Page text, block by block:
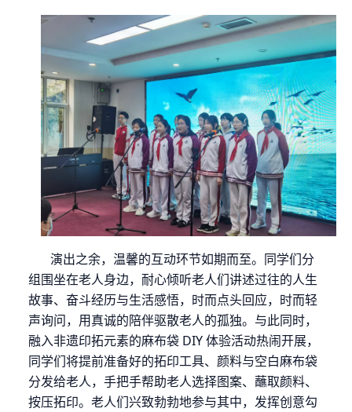
演出之余，温馨的互动环节如期而至。同学们分
组围坐在老人身边，耐心倾听老人们讲述过往的人生
故事、奋斗经历与生活感悟，时而点头回应，时而轻
声询问，用真诚的陪伴驱散老人的孤独。与此同时，
融入非遗印拓元素的麻布袋 DIY体验活动热闹开展，
同学们将提前准备好的拓印工具、颜料与空白麻布袋
分发给老人，手把手帮助老人选择图案、蘸取颜料、
按压拓印。老人们兴致勃勃地参与其中，发挥创意勾